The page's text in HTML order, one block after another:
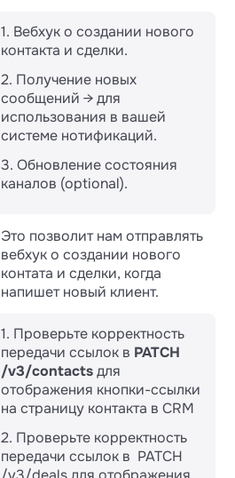
1. Вебхук о создании нового
контакта и сделки.
2. Получение новых
сообщений → для
использования в вашей
системе нотификаций.
3. Обновление состояния
каналов (optional).
Это позволит нам отправлять
вебхук о создании нового
контата и сделки, когда
напишет новый клиент.
1. Проверьте корректность
передачи ссылок в PATCH
/v3/contactsдля
отображения кнопки-ссылки
на страницу контакта в CRM
2. Проверьте корректность
передачи ссылок в PATCH